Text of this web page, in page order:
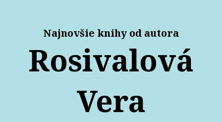
Najnovšie knihy od autora
Rosivalová
Vera